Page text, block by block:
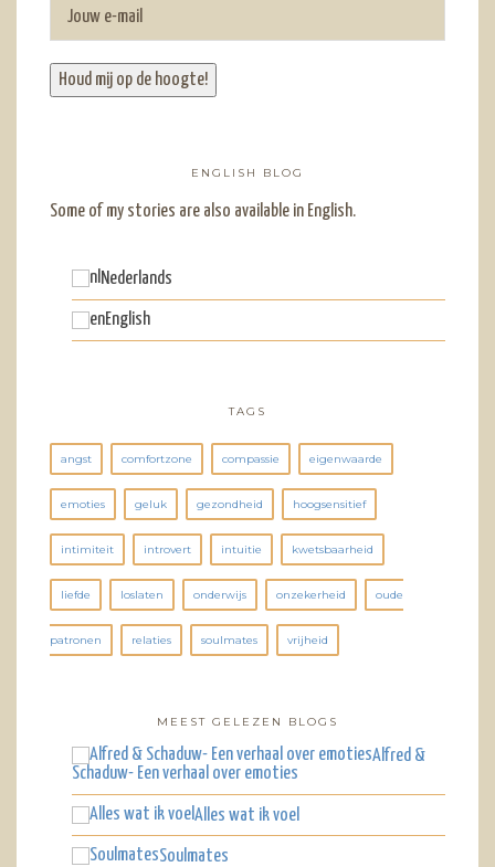
ENGLISH BLOG
Some of my stories are also available in English.
Nederlands
English
TAGS
angst comfortzone compassie eigenwaarde
emoties geluk gezondheid hoogsensitief
intimiteit introvert intuitie kwetsbaarheid
liefde loslaten onderwijs onzekerheid oude
patronen relaties soulmates vrijheid
MEEST GELEZEN BLOGS
Alfred &
Schaduw- Een verhaal over emoties
Alles wat ik voel
Soulmates